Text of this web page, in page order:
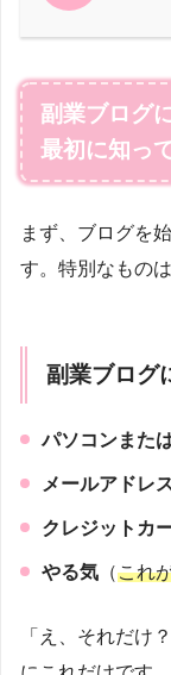
副業ブログ
最初に知っ
まず、ブログを
す。特別なもの
副業ブログ
パソコンまた
メールアドレ
クレジットカ
やる気 （これ
「え、それだけ